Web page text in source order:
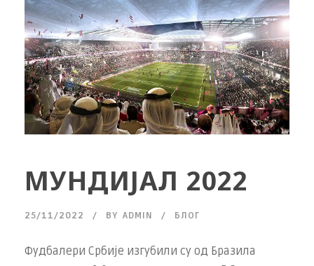
МУНДИЈАЛ 2022
25/11/2022 BY ADMIN БЛОГ
Фудбалери Србије изгубили су од Бразила